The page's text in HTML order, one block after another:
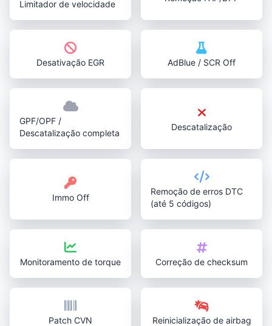
Limitador de velocidade
Desativação EGR AdBlue / SCR Off
GPF/OPF /
Descatalização completa
Descatalização
Immo Off
Remoção de erros DTC
(até 5 códigos)
Monitoramento de torque Correção de checksum
Patch CVN Reinicialização de airbag